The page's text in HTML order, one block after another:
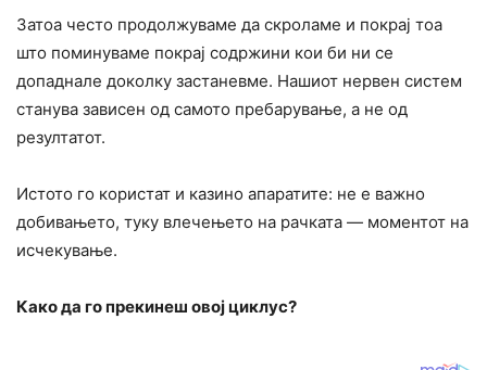
Затоа често продолжуваме да скроламе и покрај тоа
што поминуваме покрај содржини кои би ни се
допаднале доколку застаневме. Нашиот нервен систем
станува зависен од самото пребарување, а не од
резултатот.
Истото го користат и казино апаратите: не е важно
добивањето, туку влечењето на рачката — моментот на
исчекување.
Како да го прекинеш овој циклус?